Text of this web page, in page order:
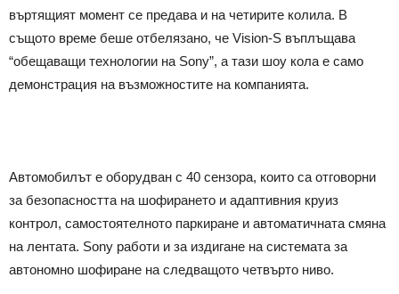
въртящият момент се предава и на четирите колила. В
същото време беше отбелязано, че Vision-S въплъщава
“обещаващи технологии на Sony”, а тази шоу кола е само
демонстрация на възможностите на компанията.
Автомобилът е оборудван с 40 сензора, които са отговорни
за безопасността на шофирането и адаптивния круиз
контрол, самостоятелното паркиране и автоматичната смяна
на лентата. Sony работи и за издигане на системата за
автономно шофиране на следващото четвърто ниво.